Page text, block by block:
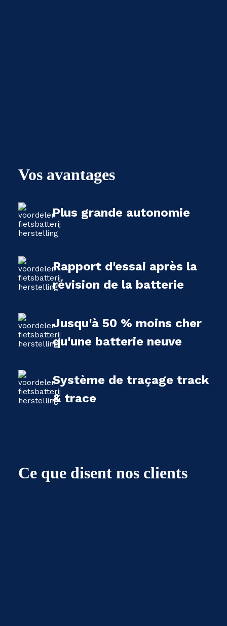
Vos avantages
Plus grande autonomie
Rapport d'essai après la
révision de la batterie
Jusqu'à 50 % moins cher
qu'une batterie neuve
Système de traçage track
& trace
Ce que disent nos clients